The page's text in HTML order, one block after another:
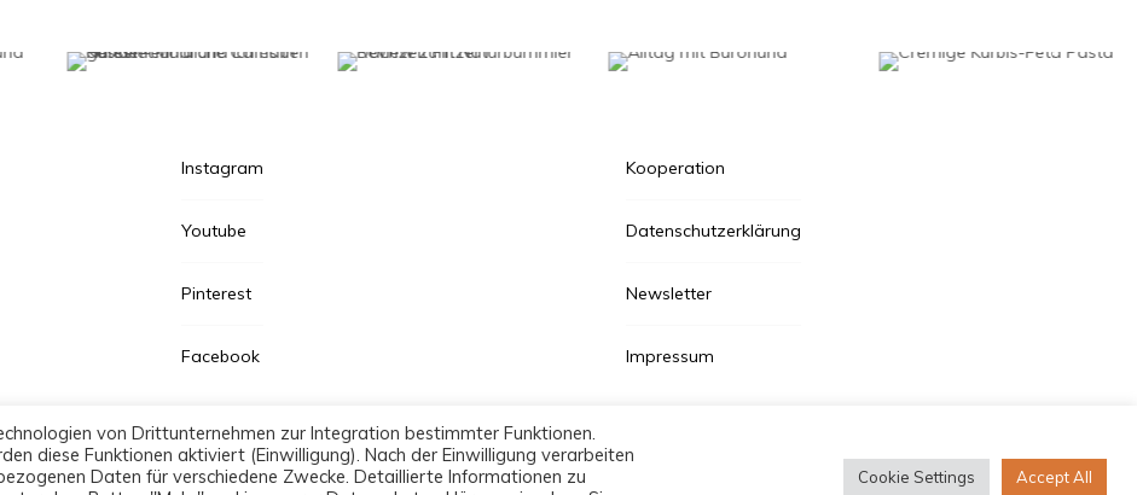
Instagram
Youtube
Pinterest
Facebook
Kooperation
Datenschutzerklärung
Newsletter
Impressum
von Drittunternehmen zur Integration bestimmter Funktionen.
diese Funktionen aktiviert (Einwilligung). Nach der Einwilligung verarbeiten
Daten für verschiedene Zwecke. Detaillierte Informationen zu
Cookie Settings Accept All